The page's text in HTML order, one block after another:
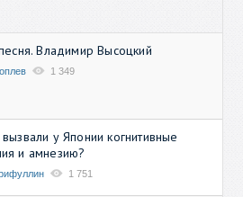
Владимир Высоцкий
1 349
у Японии когнитивные
и амнезию?
1 751